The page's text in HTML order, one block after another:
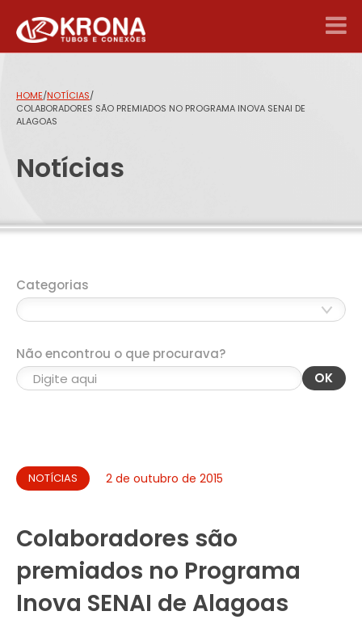
HOME/NOTÍCIAS/
COLABORADORES SÃO PREMIADOS NO PROGRAMA INOVA SENAI DE
ALAGOAS
Notícias
Categorias
Não encontrou o que procurava?
OK
NOTÍCIAS 2 de outubro de 2015
Colaboradores são
premiados no Programa
Inova SENAI de Alagoas